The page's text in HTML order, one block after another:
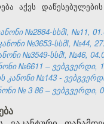
აქვს დაწესებულების
№2884-სსმI, №11,
№3653-სსმI, №44,
№3549-სსმI, №46,
№6611 – ვებგვერდი,
კანონი №143 -
№ 3 86 – ვებგვერდი,